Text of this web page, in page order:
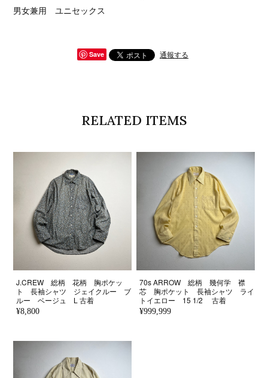
男女兼用 ユニセックス
Save 通報する
RELATED ITEMS
J.CREW 総柄 花柄 胸ポケッ
ト 長袖シャツ ジェイクルー ブ
ルー ベージュ L 古着
¥8,800
70s ARROW 総柄 幾何学 襟
芯 胸ポケット 長袖シャツ ライ
トイエロー 15 1/2 古着
¥999,999